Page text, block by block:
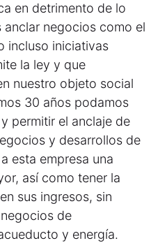
en detrimento de lo
negocios como el
incluso iniciativas
la ley y que
nuestro objeto social
30 años podamos
permitir el anclaje de
y desarrollos de
esta empresa una
así como tener la
sus ingresos, sin
de
y energía.